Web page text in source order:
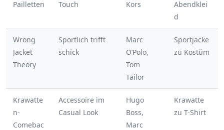
Pailletten Touch Kors
Abendklei
d
Wrong
Jacket
Theory
Sportlich trifft
schick
Marc
O’Polo,
Tom
Tailor
Sportjacke
zu Kostüm
Krawatte
n-
Comebac
Accessoire im
Casual Look
Hugo
Boss,
Marc
Krawatte
zu T-Shirt